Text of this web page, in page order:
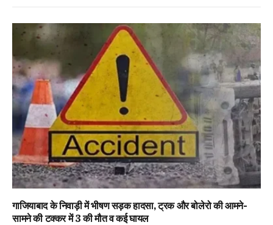
गाजियाबाद के निवाड़ी में भीषण सड़क हादसा, ट्रक और बोलेरो की आमने-
सामने की टक्कर में 3 की मौत व कई घायल